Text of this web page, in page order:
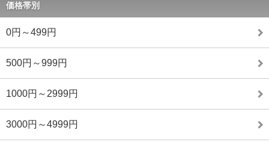
価格帯別
0円～499円
500円～999円
1000円～2999円
3000円～4999円